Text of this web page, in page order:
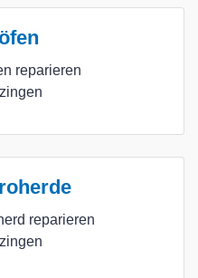
reparieren
reparieren